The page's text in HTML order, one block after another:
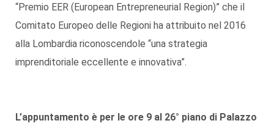
“Premio EER (European Entrepreneurial Region)” che il
Comitato Europeo delle Regioni ha attribuito nel 2016
alla Lombardia riconoscendole “una strategia
imprenditoriale eccellente e innovativa”.
L’appuntamento è per le ore 9 al 26° piano di Palazzo